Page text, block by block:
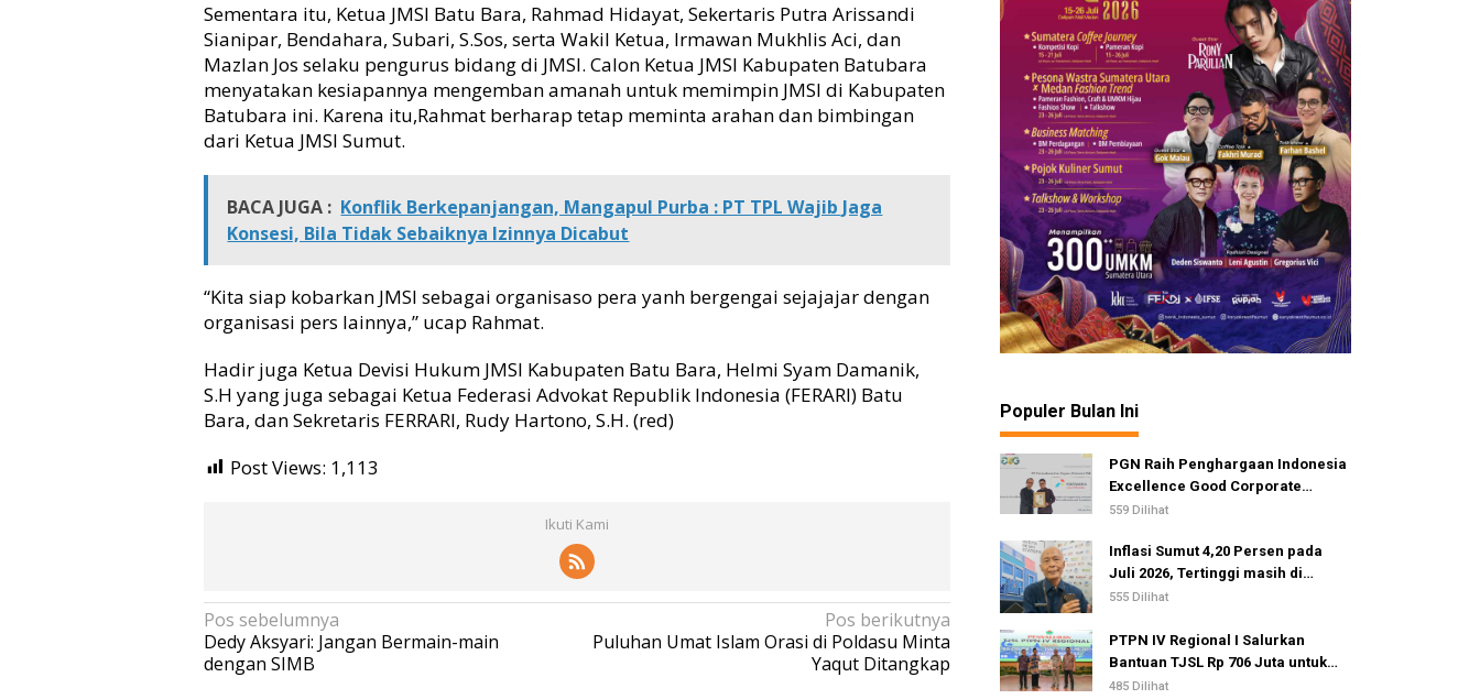
Sementara itu, Ketua JMSI Batu Bara, Rahmad Hidayat, Sekertaris Putra Arissandi
Sianipar, Bendahara, Subari, S.Sos, serta Wakil Ketua, Irmawan Mukhlis Aci, dan
Mazlan Jos selaku pengurus bidang di JMSI. Calon Ketua JMSI Kabupaten Batubara
menyatakan kesiapannya mengemban amanah untuk memimpin JMSI di Kabupaten
Batubara ini. Karena itu,Rahmat berharap tetap meminta arahan dan bimbingan
dari Ketua JMSI Sumut.
BACA JUGA : Konflik Berkepanjangan, Mangapul Purba : PT TPL Wajib Jaga
Konsesi, Bila Tidak Sebaiknya Izinnya Dicabut
“Kita siap kobarkan JMSI sebagai organisaso pera yanh bergengai sejajajar dengan
organisasi pers lainnya,” ucap Rahmat.
Hadir juga Ketua Devisi Hukum JMSI Kabupaten Batu Bara, Helmi Syam Damanik,
S.H yang juga sebagai Ketua Federasi Advokat Republik Indonesia (FERARI) Batu
Bara, dan Sekretaris FERRARI, Rudy Hartono, S.H. (red)
Post Views: 1,113
Ikuti Kami
N
a
Pos sebelumnya
Dedy Aksyari: Jangan Bermain-main
dengan SIMB
Pos berikutnya
Puluhan Umat Islam Orasi di Poldasu Minta
Yaqut Ditangkap
Populer Bulan Ini
PGN Raih Penghargaan Indonesia
Excellence Good Corporate
Governance Awards 2026
559 Dilihat
Inflasi Sumut 4,20 Persen pada
Juli 2026, Tertinggi masih di
Gunungsitoli
555 Dilihat
PTPN IV Regional I Salurkan
Bantuan TJSL Rp 706 Juta untuk
Pembangunan Sosial
485 Dilihat